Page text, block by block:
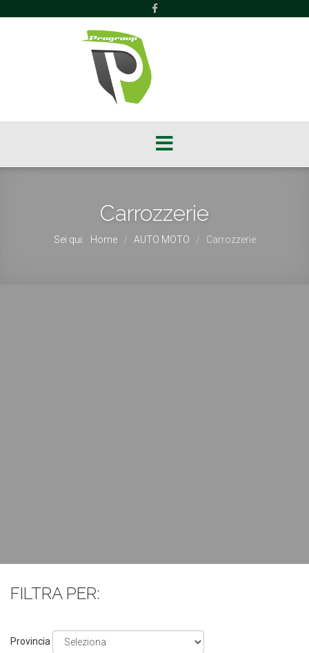
Carrozzerie
Sei qui: Home / AUTO MOTO / Carrozzerie
FILTRA PER:
Provincia